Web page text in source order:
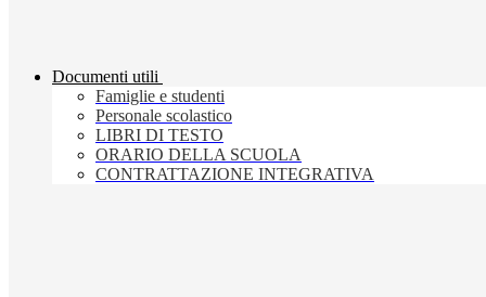
Documenti utili
Famiglie e studenti
Personale scolastico
LIBRI DI TESTO
ORARIO DELLA SCUOLA
CONTRATTAZIONE INTEGRATIVA